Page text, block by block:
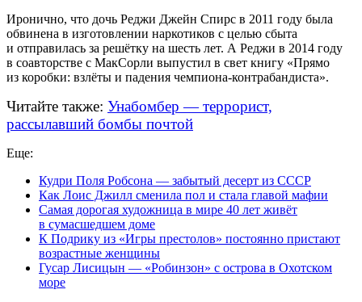
Иронично, что дочь Реджи Джейн Спирс в 2011 году была
обвинена в изготовлении наркотиков с целью сбыта
и отправилась за решётку на шесть лет. А Реджи в 2014 году
в соавторстве с МакСорли выпустил в свет книгу «Прямо
из коробки: взлёты и падения чемпиона-контрабандиста».
Читайте также: Унабомбер — террорист,
рассылавший бомбы почтой
Еще:
Кудри Поля Робсона — забытый десерт из СССР
Как Лоис Джилл сменила пол и стала главой мафии
Самая дорогая художница в мире 40 лет живёт
в сумасшедшем доме
К Подрику из «Игры престолов» постоянно пристают
возрастные женщины
Гусар Лисицын — «Робинзон» с острова в Охотском
море